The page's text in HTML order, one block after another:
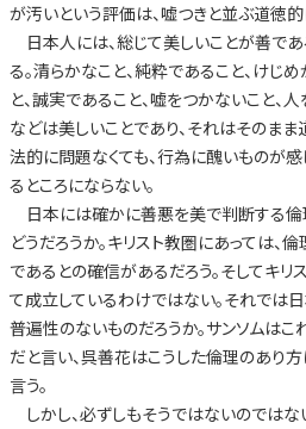
が汚いという評価は、嘘つきと並ぶ道徳
日本人には、総じて美しいことが善で
る。清らかなこと、純粋であること、けじ
と、誠実であること、嘘をつかないこと、
などは美しいことであり、それはそのま
法的に問題なくても、行為に醜いものが
るところにならない。
日本には確かに善悪を美で判断する倫
どうだろうか。キリスト教圏にあっては、
であるとの確信があるだろう。そしてキ
て成立しているわけではない。それでは
普遍性のないものだろうか。サンソムは
だと言い、呉善花はこうした倫理のあり
言う。
しかし、必ずしもそうではないのでは